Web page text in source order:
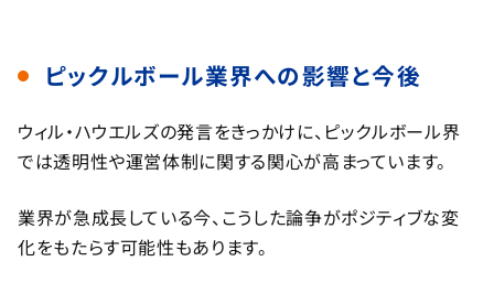
ピックルボール業界への影響と今後
ウィル・ハウエルズの発言をきっかけに、ピックルボール界
では透明性や運営体制に関する関心が高まっています。
業界が急成長している今、こうした論争がポジティブな変
化をもたらす可能性もあります。